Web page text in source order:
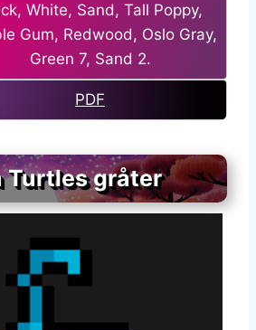
White, Sand, Tall Poppy,
Gum, Redwood, Oslo Gray,
Green 7, Sand 2.
PDF
Turtles gråter